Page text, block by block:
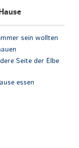
sein wollten
Seite der Elbe
essen